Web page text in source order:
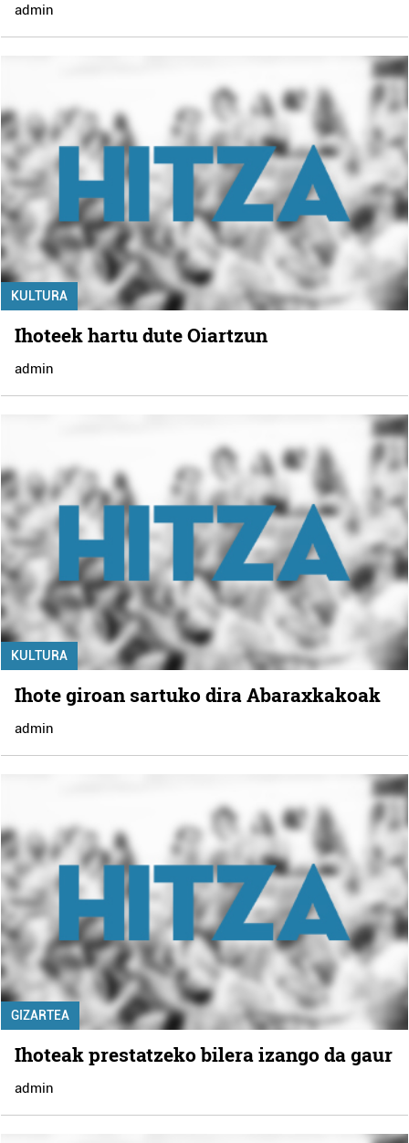
admin
KULTURA
Ihoteek hartu dute Oiartzun
admin
KULTURA
Ihote giroan sartuko dira Abaraxkakoak
admin
GIZARTEA
Ihoteak prestatzeko bilera izango da gaur
admin